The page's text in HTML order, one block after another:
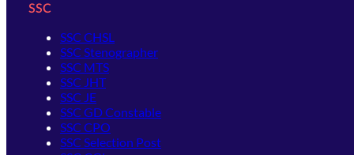
SSC
SSC CHSL
SSC Stenographer
SSC MTS
SSC JHT
SSC JE
SSC GD Constable
SSC CPO
SSC Selection Post